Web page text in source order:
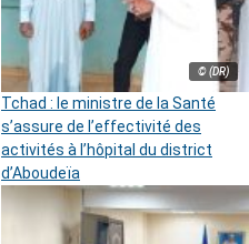
© (DR)
Tchad : le ministre de la Santé
s’assure de l’effectivité des
activités à l’hôpital du district
d’Aboudeïa